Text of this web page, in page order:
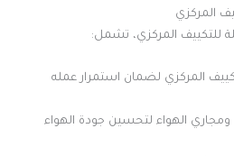
المركزي
للتكييف المركزي، تشمل:
المركزي لضمان استمرار عمله
الهواء لتحسين جودة الهواء